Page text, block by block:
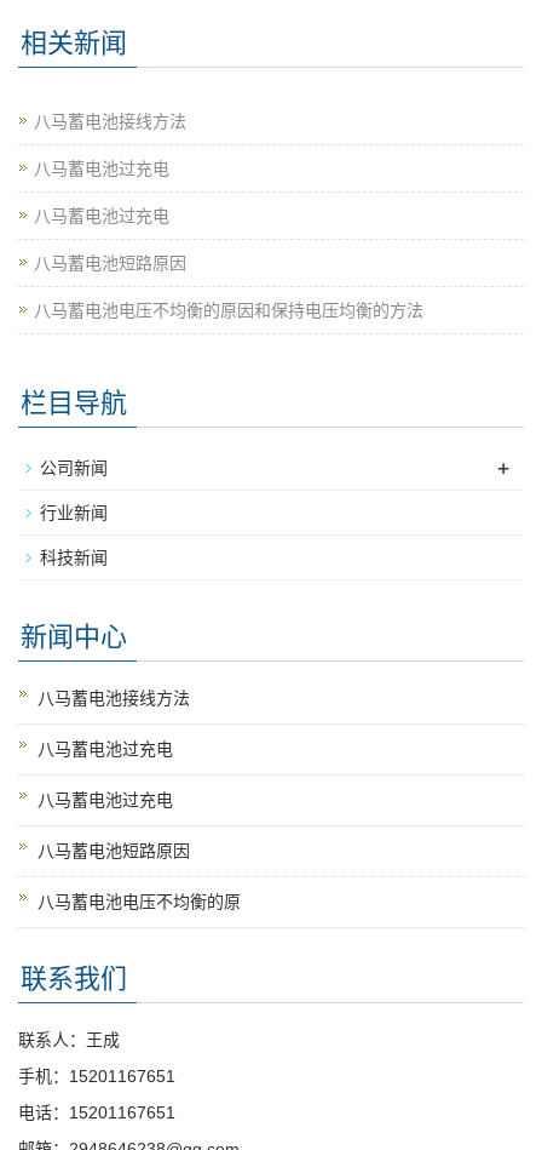
相关新闻
八马蓄电池接线方法
八马蓄电池过充电
八马蓄电池过充电
八马蓄电池短路原因
八马蓄电池电压不均衡的原因和保持电压均衡的方法
栏目导航
公司新闻 +
行业新闻
科技新闻
新闻中心
八马蓄电池接线方法
八马蓄电池过充电
八马蓄电池过充电
八马蓄电池短路原因
八马蓄电池电压不均衡的原
联系我们
联系人：王成
手机：15201167651
电话：15201167651